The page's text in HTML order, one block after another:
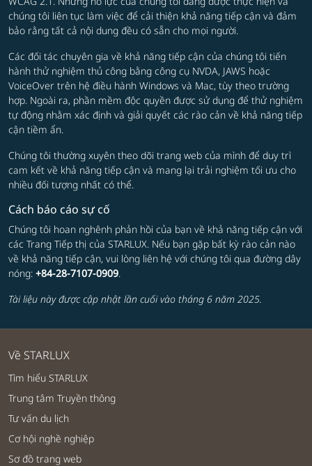
chúng tôi liên tục làm việc để cải thiện khả năng tiếp cận và đảm
bảo rằng tất cả nội dung đều có sẵn cho mọi người.
Các đối tác chuyên gia về khả năng tiếp cận của chúng tôi tiến
hành thử nghiệm thủ công bằng công cụ NVDA, JAWS hoặc
VoiceOver trên hệ điều hành Windows và Mac, tùy theo trường
hợp. Ngoài ra, phần mềm độc quyền được sử dụng để thử nghiệm
tự động nhằm xác định và giải quyết các rào cản về khả năng tiếp
cận tiềm ẩn.
Chúng tôi thường xuyên theo dõi trang web của mình để duy trì
cam kết về khả năng tiếp cận và mang lại trải nghiệm tối ưu cho
nhiều đối tượng nhất có thể.
Cách báo cáo sự cố
Chúng tôi hoan nghênh phản hồi của bạn về khả năng tiếp cận với
các Trang Tiếp thị của STARLUX. Nếu bạn gặp bất kỳ rào cản nào
về khả năng tiếp cận, vui lòng liên hệ với chúng tôi qua đường dây
nóng: +84-28-7107-0909.
Tài liệu này được cập nhật lần cuối vào tháng 6 năm 2025.
Về STARLUX
Tìm hiểu STARLUX
Trung tâm Truyền thông
Tư vấn du lịch
Cơ hội nghề nghiệp
Sơ đồ trang web